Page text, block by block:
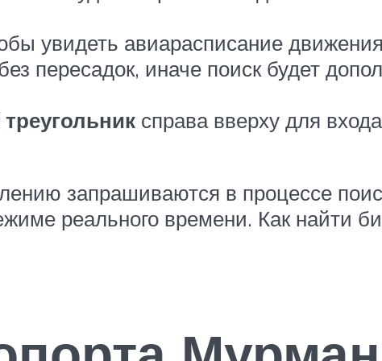
увидеть авиарасписание
пересадок, иначе поиск будет
справа вверху для
запрашиваются в процессе
реального времени. Как найти